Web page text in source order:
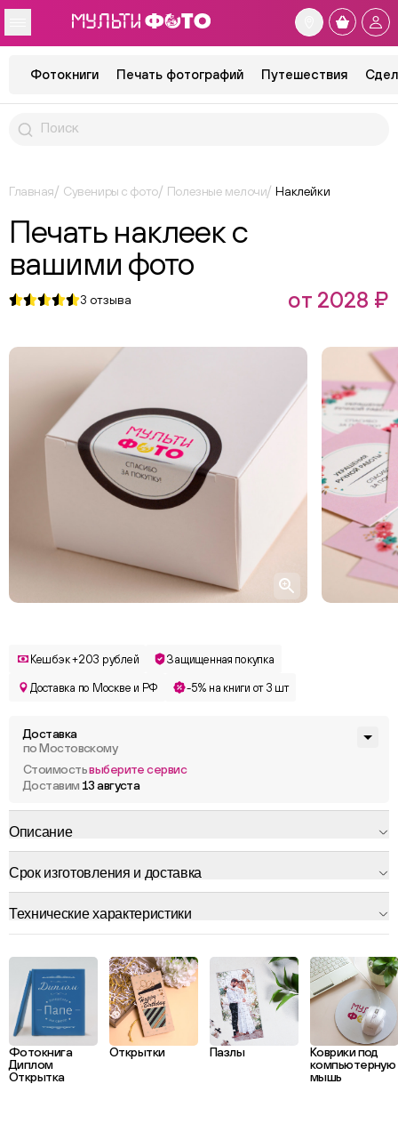
Фотокниги Печать фотографий Путешествия
Главная Сувениры с фото Полезные мелочи Наклейки
Печать наклеек с
вашими фото
3 отзыва от 2028 ₽
Кешбэк +203 рублей Защищенная покупка
Доставка по Москве и РФ -5% на книги от 3 шт
Доставка
по Мостовскому
Стоимостьвыберите сервис
Доставим 13 августа
Описание
Срок изготовления и доставка
Технические характеристики
Фотокнига
Диплом
Открытка
Открытки Пазлы
Коврики под
компьютерную
мышь